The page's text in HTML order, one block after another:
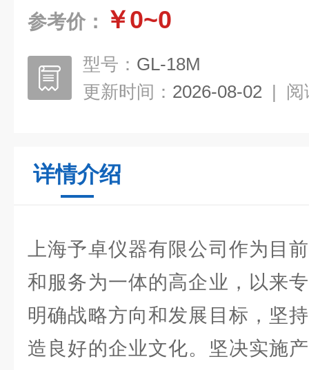
参考价： ￥0~0
型号： GL-18M
更新时间： 2026-08-02 | 阅
详情介绍
上海予卓仪器有限公司作为目
和服务为一体的高企业，以来
明确战略方向和发展目标，坚
造良好的企业文化。坚决实施